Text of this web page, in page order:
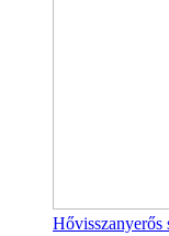
Hővisszanyerős